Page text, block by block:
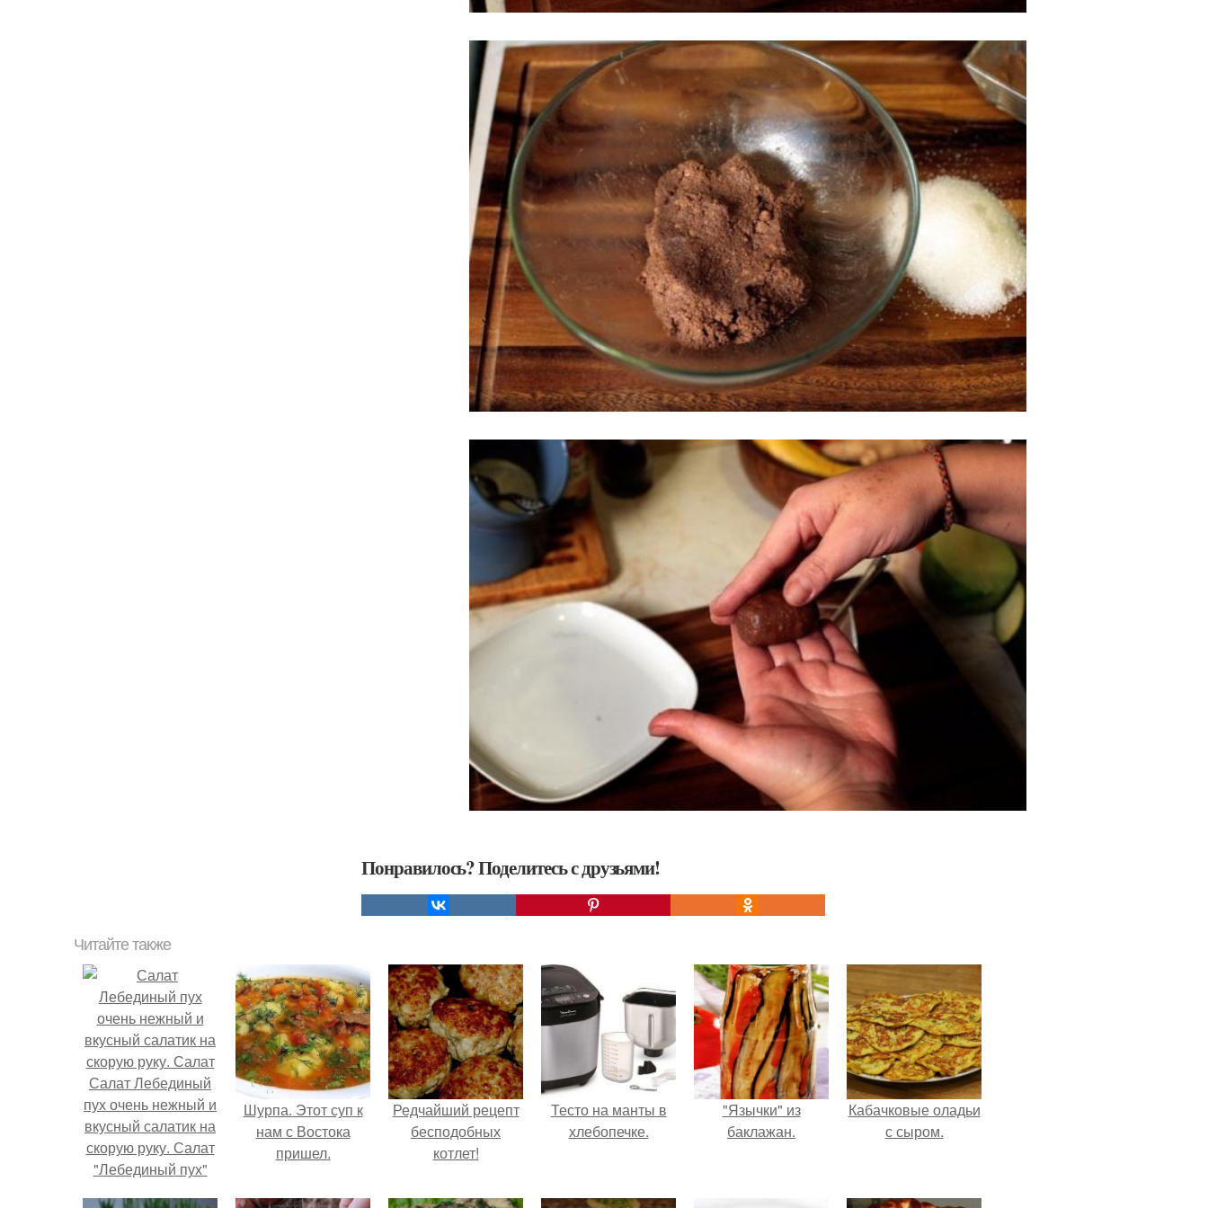
Понравилось? Поделитесь с друзьями!
Читайте также
Салат Лебединый
пух очень нежный и
вкусный салатик на
скорую руку. Салат
"Лебединый пух"
Шурпа. Этот суп к
нам с Востока
пришел.
Редчайший рецепт
бесподобных
котлет!
Тесто на манты в
хлебопечке.
"Язычки" из
баклажан.
Кабачковые оладьи
с сыром.